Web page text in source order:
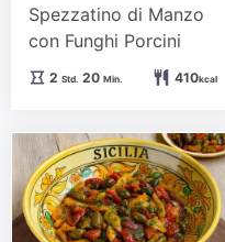
Spezzatino di Manzo
con Funghi Porcini
2Stunden
Std. 20Minuten
Min. 410kcal